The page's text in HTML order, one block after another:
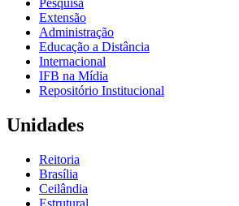
Extensão
Administração
Educação a Distância
Internacional
IFB na Mídia
Repositório Institucional
Unidades
Reitoria
Brasília
Ceilândia
Estrutural